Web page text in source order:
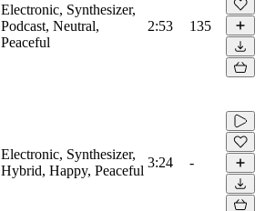
Electronic, Synthesizer,
Podcast, Neutral,
Peaceful
2:53 135
Electronic, Synthesizer,
Hybrid, Happy, Peaceful
3:24 -